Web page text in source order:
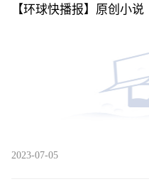
【环球快播报】原创小
2023-07-05